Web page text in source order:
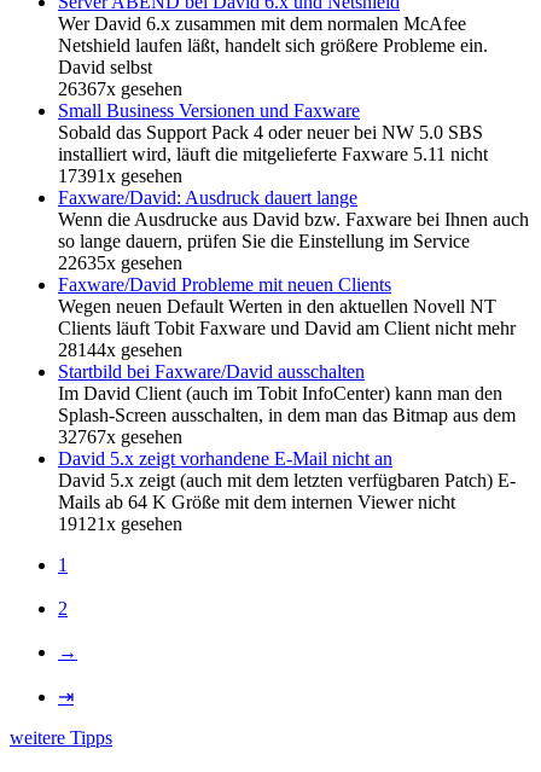
Wer David 6.x zusammen mit dem normalen McAfee
Netshield laufen läßt, handelt sich größere Probleme ein.
David selbst
26367x gesehen
Small Business Versionen und Faxware
Sobald das Support Pack 4 oder neuer bei NW 5.0 SBS
installiert wird, läuft die mitgelieferte Faxware 5.11 nicht
17391x gesehen
Faxware/David: Ausdruck dauert lange
Wenn die Ausdrucke aus David bzw. Faxware bei Ihnen auch
so lange dauern, prüfen Sie die Einstellung im Service
22635x gesehen
Faxware/David Probleme mit neuen Clients
Wegen neuen Default Werten in den aktuellen Novell NT
Clients läuft Tobit Faxware und David am Client nicht mehr
28144x gesehen
Startbild bei Faxware/David ausschalten
Im David Client (auch im Tobit InfoCenter) kann man den
Splash-Screen ausschalten, in dem man das Bitmap aus dem
32767x gesehen
David 5.x zeigt vorhandene E-Mail nicht an
David 5.x zeigt (auch mit dem letzten verfügbaren Patch) E-
Mails ab 64 K Größe mit dem internen Viewer nicht
19121x gesehen
1
2
→
⇥
weitere Tipps